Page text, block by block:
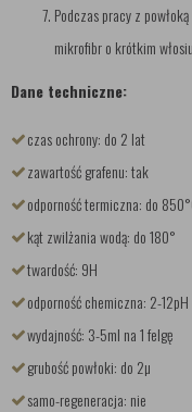
Podczas pracy z
mikrofibr o krótkim włosiu
Dane techniczne:
czas ochrony: do 2 lat
zawartość grafenu: tak
odporność termiczna: do
kąt zwilżania wodą: do 180°
twardość: 9H
odporność chemiczna: 2-12pH
wydajność: 3-5ml na 1 felgę
grubość powłoki: do 2µ
samo-regeneracja: nie